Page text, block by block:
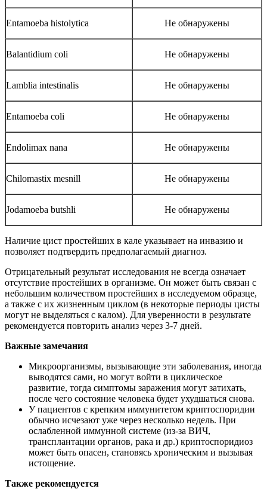
Entamoeba histolytica Не обнаружены
Balantidium coli Не обнаружены
Lamblia intestinalis Не обнаружены
Entamoeba coli Не обнаружены
Endolimax nana Не обнаружены
Chilomastix mesnill Не обнаружены
Jodamoeba butshli Не обнаружены
Наличие цист простейших в кале указывает на инвазию и
позволяет подтвердить предполагаемый диагноз.
Отрицательный результат исследования не всегда означает
отсутствие простейших в организме. Он может быть связан с
небольшим количеством простейших в исследуемом образце,
а также с их жизненным циклом (в некоторые периоды цисты
могут не выделяться с калом). Для уверенности в результате
рекомендуется повторить анализ через 3-7 дней.
Важные замечания
Микроорганизмы, вызывающие эти заболевания, иногда
выводятся сами, но могут войти в циклическое
развитие, тогда симптомы заражения могут затихать,
после чего состояние человека будет ухудшаться снова.
У пациентов с крепким иммунитетом криптоспоридии
обычно исчезают уже через несколько недель. При
ослабленной иммунной системе (из-за ВИЧ,
трансплантации органов, рака и др.) криптоспоридиоз
может быть опасен, становясь хроническим и вызывая
истощение.
Также рекомендуется